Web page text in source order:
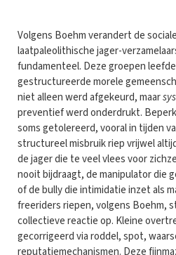
Volgens Boehm verandert de
laatpaleolithische jager-
fundamenteel. Deze groepen
gestructureerde morele
niet alleen werd afgekeurd, maar
preventief werd onderdrukt.
soms getolereerd, vooral in tijden
structureel misbruik riep vrijwel
de jager die te veel vlees voor
nooit bijdraagt, de manipulator die
of de bully die intimidatie inzet als
freeriders riepen, volgens Boehm,
collectieve reactie op. Kleine
gecorrigeerd via roddel, spot,
reputatiemechanismen. Deze